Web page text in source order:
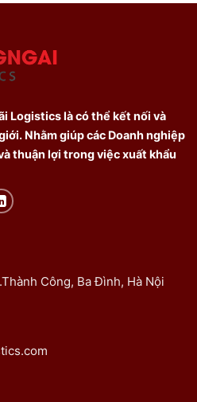
Logistics là có thể kết nối và
Nhằm giúp các Doanh nghiệp
thuận lợi trong việc xuất khẩu
Công, Ba Đình, Hà Nội